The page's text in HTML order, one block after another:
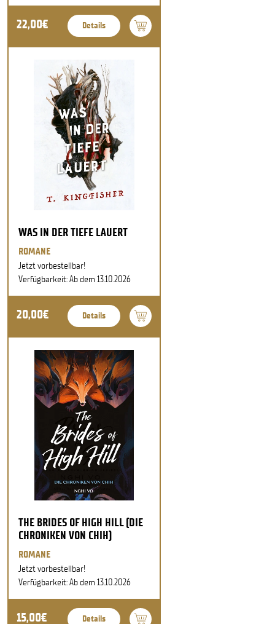
22,00€ Details
WAS IN DER TIEFE LAUERT
ROMANE
Jetzt vorbestellbar!
Verfügbarkeit: Ab dem 13.10.2026
20,00€ Details
THE BRIDES OF HIGH HILL (DIE
CHRONIKEN VON CHIH)
ROMANE
Jetzt vorbestellbar!
Verfügbarkeit: Ab dem 13.10.2026
15,00€ Details